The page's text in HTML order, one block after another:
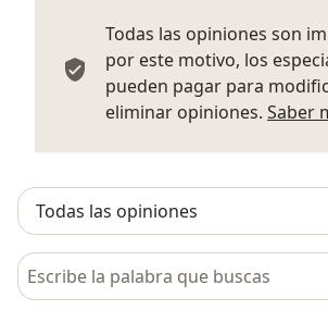
Todas las opiniones son
por este motivo, los
pueden pagar para
eliminar opiniones. Saber
Busca en opiniones